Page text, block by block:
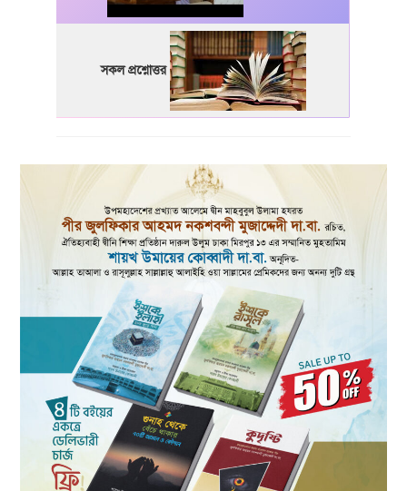
সকল প্রশ্নোত্তর